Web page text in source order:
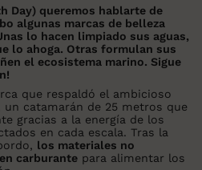
Day) queremos hablarte de
algunas marcas de belleza
lo hacen limpiado sus aguas,
lo ahoga. Otras formulan sus
el ecosistema marino. Sigue
que respaldó el ambicioso
un catamarán de 25 metros que
gracias a la energía de los
en cada escala. Tras la
los materiales no
carburante para alimentar los